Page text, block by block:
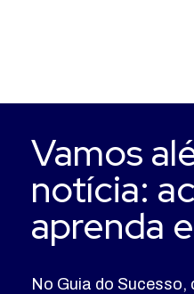
Vamos
notícia:
aprenda
No Guia do Sucesso,